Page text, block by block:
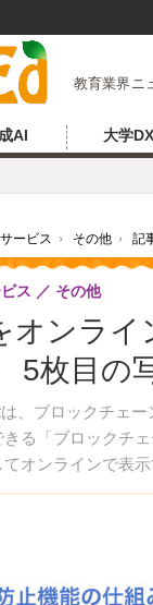
教育業界ニ
AI 大学DX
ービス › その他 › 記
オンライ
5枚目の
、ブロックチェー
きる「ブロックチ
オンラインで表
ス その他